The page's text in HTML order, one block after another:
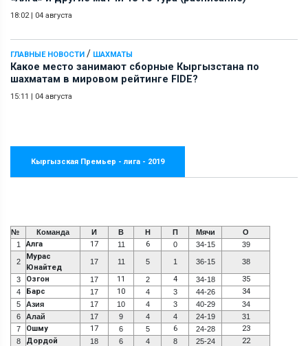
18:02| 04 августа
ГЛАВНЫЕ НОВОСТИ / ШАХМАТЫ
Какое место занимают сборные Кыргызстана по
шахматам в мировом рейтинге FIDE?
15:11 | 04 августа
Кыргызская Премьер - лига - 2019
№ Команда И В Н П Мячи
О
1
Алга 17 11 6 0 34-15 39
2
Мурас
Юнайтед
17 11 5 1 36-15 38
3 Озгон 17 11 2 4 34-18 35
4 Барс 17 10 4 3 44-26 34
5 Азия 17 10 4 3 40-29
34
6
Алай 17 9 4 4 24-19
31
7
Ошму 17 6 5 6 24-28 23
8 Дордой 18 6 4 8 25-24 22